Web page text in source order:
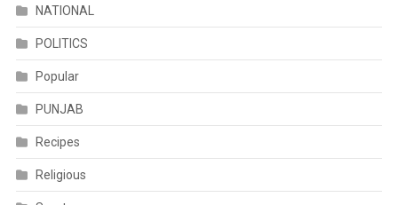
NATIONAL
POLITICS
Popular
PUNJAB
Recipes
Religious